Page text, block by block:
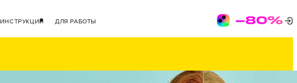
ИНСТРУКЦИИ ДЛЯ РАБОТЫ